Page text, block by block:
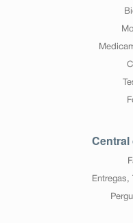
Central
Entregas,